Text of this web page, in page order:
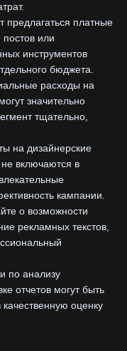
предлагаться платные
или
инструментов
бюджета.
расходы на
значительно
тщательно,
на дизайнерские
включаются в
кампании.
о возможности
рекламных текстов,
по анализу
отчетов могут быть
оценку